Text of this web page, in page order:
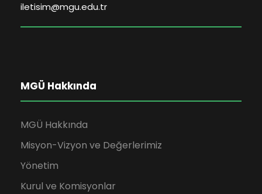
iletisim@mgu.edu.tr
MGÜ Hakkında
MGÜ Hakkında
Misyon-Vizyon ve Değerlerimiz
Yönetim
Kurul ve Komisyonlar